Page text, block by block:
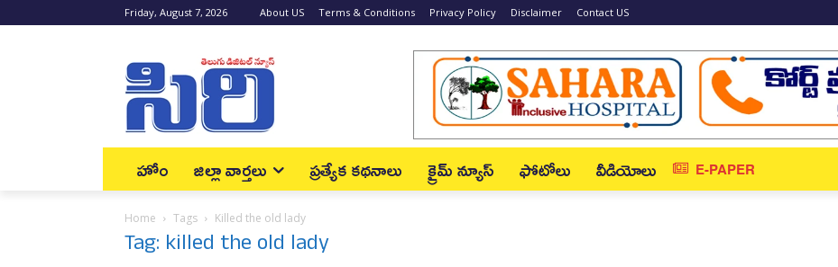
Friday, August 7, 2026 About US Terms & Conditions Privacy Policy Disclaimer Contact US
హోం జిల్లా వార్త‌లు ప్రత్యేక కథనాలు క్రైమ్ న్యూస్‌ ఫోటోలు వీడియోలు E-PAPER
Home Tags Killed the old lady
Tag: killed the old lady